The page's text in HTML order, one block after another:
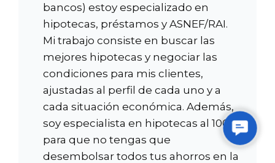
bancos) estoy especializado en
hipotecas, préstamos y ASNEF/RAI.
Mi trabajo consiste en buscar las
mejores hipotecas y negociar las
condiciones para mis clientes,
ajustadas al perfil de cada uno y a
cada situación económica. Además,
soy especialista en hipotecas al 100%,
para que no tengas que
desembolsar todos tus ahorros en la
Us